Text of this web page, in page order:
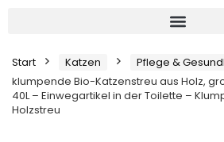
Start Katzen Pflege &
klumpende Bio-Katzenstreu aus Holz,
40L – Einwegartikel in der Toilette –
Holzstreu